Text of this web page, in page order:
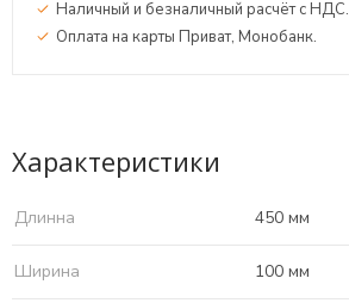
Наличный и безналичный расчёт с НДС.
Оплата на карты Приват, Монобанк.
Характеристики
Длинна 450 мм
Ширина 100 мм